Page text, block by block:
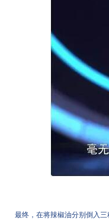
最终，在将辣椒油分别倒入三